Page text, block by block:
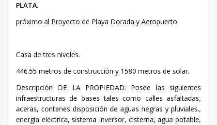
PLATA.
próximo al Proyecto de Playa Dorada y Aeropuerto
Casa de tres niveles.
446.55 metros de construcción y 1580 metros de solar.
Descripción DE LA PROPIEDAD: Posee las siguientes
infraestructuras de bases tales como calles asfaltadas,
aceras, contenes disposición de aguas negras y pluviales.,
energía eléctrica, sistema Inversor, cisterna, agua potable,